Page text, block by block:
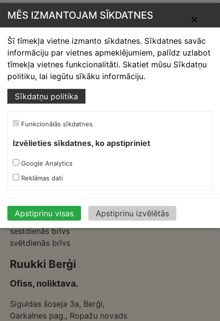
kompl.
Skārdnieks M
Priekuļi, Cēsu novads.
Mob.:+37126317230
E-pasts:
Darba laiki
darbadienās 08:00-17:00
sestdienās brīvs
svētdienās brīvs
Ruukki Berģi
Ofiss, noliktava.
Siguldas šoseja 3a, Berģi,
Garkalnes pag., Ropažu novads
✕
MĒS IZMANTOJAM SĪKDATNES
Šī tīmekļa vietne izmanto sīkdatnes. Sīkdatnes savāc
informāciju par vietnes apmeklējumiem, palīdz uzlabot
tīmekļa vietnes funkcionalitāti. Skatiet mūsu Sīkdatņu
politiku, lai iegūtu sīkāku informāciju.
Sīkdatņu politika
Funkcionālās sīkdatnes
Izvēlieties sīkdatnes, ko apstipriniet
Google Analytics
Reklāmas dati
Apstiprinu visas Apstiprinu izvēlētās